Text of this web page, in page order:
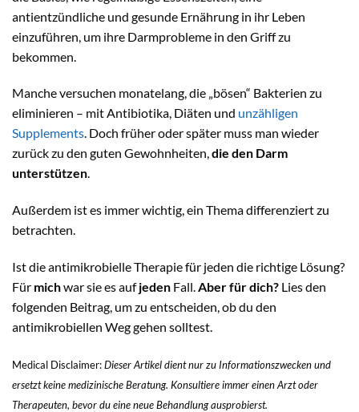
antientzündliche und gesunde Ernährung in ihr Leben
einzuführen, um ihre Darmprobleme in den Griff zu
bekommen.
Manche versuchen monatelang, die „bösen“ Bakterien zu
eliminieren – mit Antibiotika, Diäten und unzähligen
Supplements. Doch früher oder später muss man wieder
zurück zu den guten Gewohnheiten,die den Darm
unterstützen.
Außerdem ist es immer wichtig, ein Thema differenziert zu
betrachten.
Ist die antimikrobielle Therapie für jeden die richtige Lösung?
Für michwar sie es aufjeden Fall.Aber für dich? Lies den
folgenden Beitrag, um zu entscheiden, ob du den
antimikrobiellen Weg gehen solltest.
Medical Disclaimer:Dieser Artikel dient nur zu Informationszwecken und
ersetzt keine medizinische Beratung. Konsultiere immer einen Arzt oder
Therapeuten, bevor du eine neue Behandlung ausprobierst.